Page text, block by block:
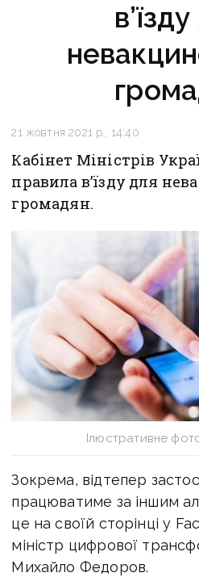
21 жовтня 2021 р., 14:40
Кабінет Міністрів
правила в’їзду для
громадян.
Ілюстративне
Зокрема, відтепер
працюватиме за іншим
це на своїй сторінці у
міністр цифрової
Михайло Федоров.